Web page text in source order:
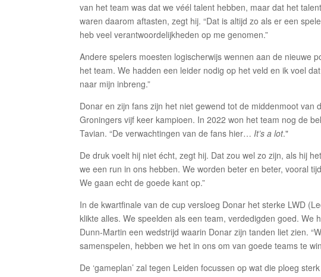
van het team was dat we véél talent hebben, maar dat het
waren daarom aftasten, zegt hij. “Dat is altijd zo als er een
heb veel verantwoordelijkheden op me genomen.”
Andere spelers moesten logischerwijs wennen aan de nieuwe
het team. We hadden een leider nodig op het veld en ik voel
naar mijn inbreng.”
Donar en zijn fans zijn het niet gewend tot de middenmoot
Groningers vijf keer kampioen. In 2022 won het team nog de
Tavian. “De verwachtingen van de fans hier…It’s a lot."
De druk voelt hij niet écht, zegt hij. Dat zou wel zo zijn, als hij
we een run in ons hebben. We worden beter en beter, vooral
We gaan echt de goede kant op.”
In de kwartfinale van de cup versloeg Donar het sterke LWD
klikte alles. We speelden als een team, verdedigden goed. We
Dunn-Martin een wedstrijd waarin Donar zijn tanden liet zien.
samenspelen, hebben we het in ons om van goede teams te
De ‘gameplan’ zal tegen Leiden focussen op wat die ploeg